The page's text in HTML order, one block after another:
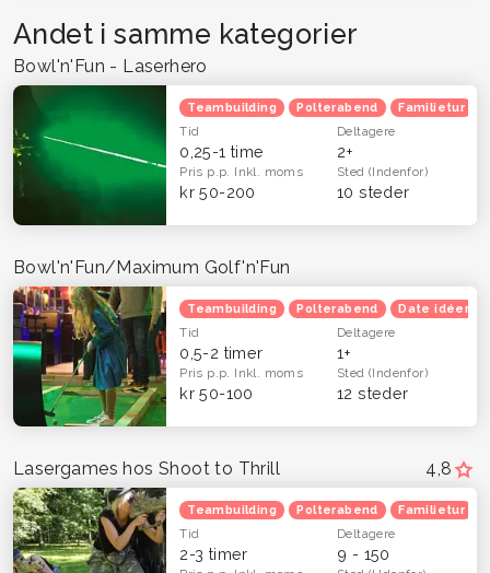
Andet i samme kategorier
Bowl'n'Fun - Laserhero
Teambuilding Polterabend Familietur
Tid
0,25-1 time
Deltagere
2+
Pris p.p. Inkl. moms
kr 50-200
Sted(Indenfor)
10 steder
Bowl'n'Fun/Maximum Golf'n'Fun
Teambuilding Polterabend Date idéer
Tid
0,5-2 timer
Deltagere
1+
Pris p.p. Inkl. moms
kr 50-100
Sted(Indenfor)
12 steder
4,8
Lasergames hos Shoot to Thrill
Teambuilding Polterabend Familietur
Tid
2-3 timer
Deltagere
9 - 150